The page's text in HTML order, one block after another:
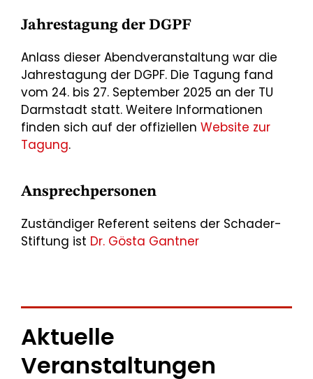
Jahrestagung der DGPF
Anlass dieser Abendveranstaltung war die
Jahrestagung der DGPF. Die Tagung fand
vom 24. bis 27. September 2025 an der TU
Darmstadt statt. Weitere Informationen
finden sich auf der offiziellen Website zur
Tagung.
Ansprechpersonen
Zuständiger Referent seitens der Schader-
Stiftung ist Dr. Gösta Gantner
Aktuelle
Veranstaltungen